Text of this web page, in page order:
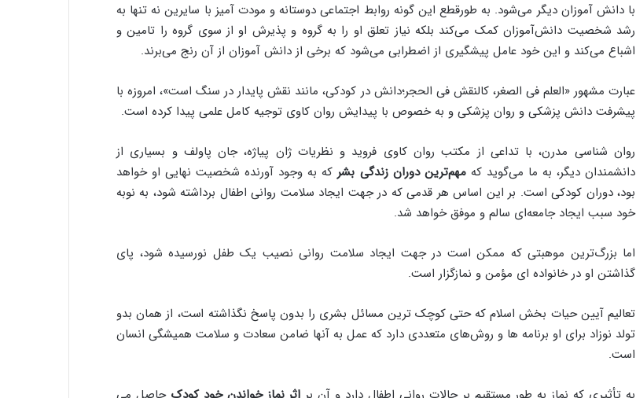
با دانش آموزان دیگر می‌شود. به طورقطع این گونه روابط اجتماعی دوستانه و مودت آمیز با سایرین نه تنها به
رشد شخصیت دانش‌آموزان کمک می‌کند بلکه نیاز تعلق او را به گروه و پذیرش او از سوی گروه را تامین و
اشباع می‌کند و این خود عامل پیشگیری از اضطرابی می‌شود که برخی از دانش آموزان از آن رنج می‌برند.
عبارت مشهور «العلم فی الصغر، کالنقش فی الحجر؛دانش در کودکی، مانند نقش پایدار در سنگ است»، امروزه با
پیشرفت دانش پزشکی و روان پزشکی و به خصوص با پیدایش روان کاوی توجیه کامل علمی پیدا کرده است.
روان شناسی مدرن، با تداعی از مکتب روان کاوی فروید و نظریات ژان پیاژه، جان پاولف و بسیاری از
دانشمندان دیگر، به ما می‌گوید که مهم‌ترین دوران زندگی بشر که به وجود آورنده شخصیت نهایی او خواهد
بود، دوران کودکی است. بر این اساس هر قدمی که در جهت ایجاد سلامت روانی اطفال برداشته شود، به نوبه
خود سبب ایجاد جامعه‌ای سالم و موفق خواهد شد.
اما بزرگ‌ترین موهبتی که ممکن است در جهت ایجاد سلامت روانی نصیب یک طفل نورسیده شود، پای
گذاشتن او در خانواده ای مؤمن و نمازگزار است.
تعالیم آیین حیات بخش اسلام که حتی کوچک ترین مسائل بشری را بدون پاسخ نگذاشته است، از همان بدو
تولد نوزاد برای او برنامه ها و روش‌های متعددی دارد که عمل به آنها ضامن سعادت و سلامت همیشگی انسان
است.